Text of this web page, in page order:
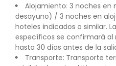
Alojamiento: 3 noches
desayuno) / 3 noches en
hoteles indicados o similar.
específicos se confirmará
hasta 30 días antes de la
Transporte: Transporte